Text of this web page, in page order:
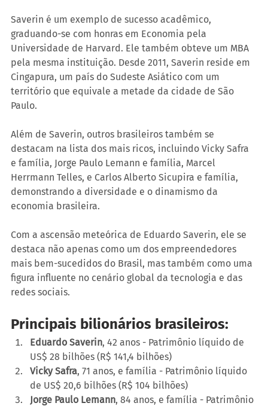
Saverin é um exemplo de sucesso acadêmico,
graduando-se com honras em Economia pela
Universidade de Harvard. Ele também obteve um MBA
pela mesma instituição. Desde 2011, Saverin reside em
Cingapura, um país do Sudeste Asiático com um
território que equivale a metade da cidade de São
Paulo.
Além de Saverin, outros brasileiros também se
destacam na lista dos mais ricos, incluindo Vicky Safra
e família, Jorge Paulo Lemann e família, Marcel
Herrmann Telles, e Carlos Alberto Sicupira e família,
demonstrando a diversidade e o dinamismo da
economia brasileira.
Com a ascensão meteórica de Eduardo Saverin, ele se
destaca não apenas como um dos empreendedores
mais bem-sucedidos do Brasil, mas também como uma
figura influente no cenário global da tecnologia e das
redes sociais.
Principais bilionários brasileiros:
Eduardo Saverin, 42 anos - Patrimônio líquido de
US$ 28 bilhões (R$ 141,4 bilhões)
Vicky Safra, 71 anos, e família - Patrimônio líquido
de US$ 20,6 bilhões (R$ 104 bilhões)
Jorge Paulo Lemann, 84 anos, e família - Patrimônio